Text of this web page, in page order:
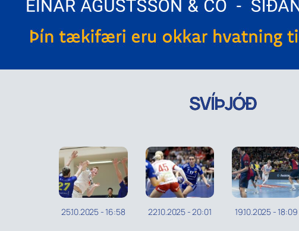
SVÍÞJÓÐ
25.10.2025 -16:58 22.10.2025 -20:01 19.10.2025 -18:09